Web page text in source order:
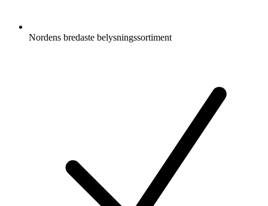
Nordens bredaste belysningssortiment